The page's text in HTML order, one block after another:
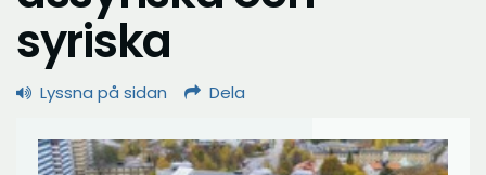
syriska
Lyssna på sidan Dela